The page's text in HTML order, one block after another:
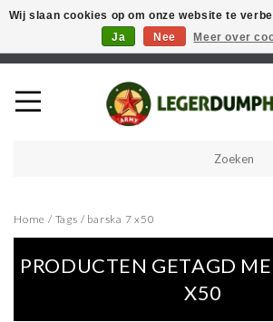
Welkom in onze webshop! Als u een product
vinden in de webwinkel, neem
Home / Tags / barska 7 x50
PRODUCTEN GETAGD
X50
Wij slaan cookies op om onze website te
Ja
Nee Meer over